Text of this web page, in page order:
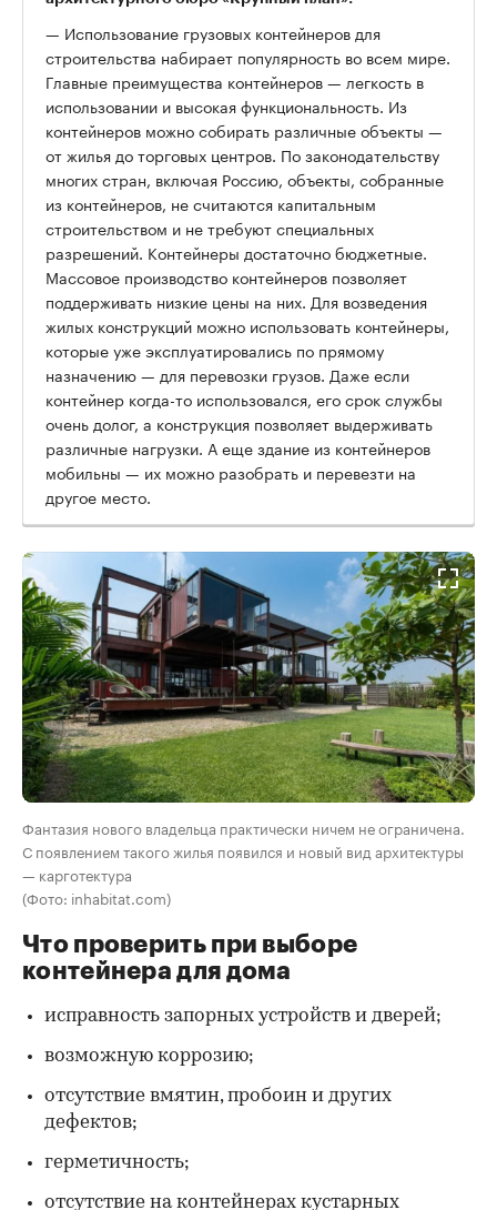
— Использование грузовых контейнеров для
строительства набирает популярность во всем мире.
Главные преимущества контейнеров — легкость в
использовании и высокая функциональность. Из
контейнеров можно собирать различные объекты —
от жилья до торговых центров. По законодательству
многих стран, включая Россию, объекты, собранные
из контейнеров, не считаются капитальным
строительством и не требуют специальных
разрешений. Контейнеры достаточно бюджетные.
Массовое производство контейнеров позволяет
поддерживать низкие цены на них. Для возведения
жилых конструкций можно использовать контейнеры,
которые уже эксплуатировались по прямому
назначению — для перевозки грузов. Даже если
контейнер когда-то использовался, его срок службы
очень долог, а конструкция позволяет выдерживать
различные нагрузки. А еще здание из контейнеров
мобильны — их можно разобрать и перевезти на
другое место.
Фантазия нового владельца практически ничем не ограничена.
С появлением такого жилья появился и новый вид архитектуры
— карготектура
(Фото: inhabitat.com)
Что проверить при выборе
контейнера для дома
исправность запорных устройств и дверей;
возможную коррозию;
отсутствие вмятин, пробоин и других
дефектов;
герметичность;
отсутствие на контейнерах кустарных